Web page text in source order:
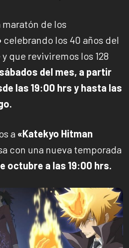
de los
celebrando los 40 años del
que reviviremos los 128
del mes, a partir
las 19:00 hrs y hasta las
a «Katekyo Hitman
con una nueva temporada
octubre a las 19:00 hrs.